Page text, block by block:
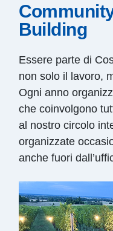
Building
Essere parte di
non solo il lavoro,
Ogni anno
che coinvolgono
al nostro circolo
organizzate
anche fuori